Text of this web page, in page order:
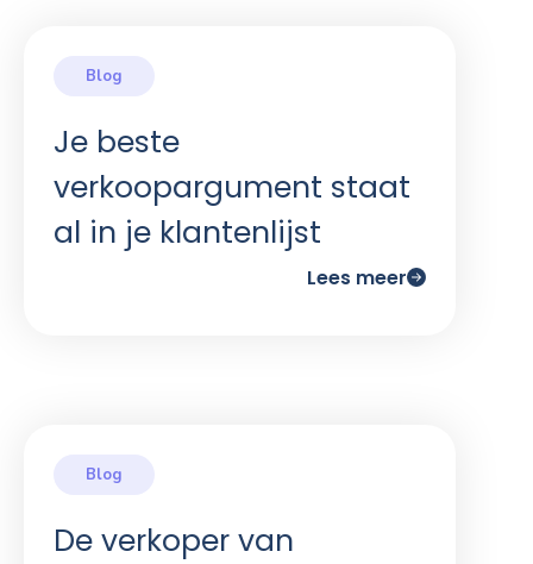
Je beste
verkoopargument staat
al in je klantenlijst
Lees meer
De verkoper van